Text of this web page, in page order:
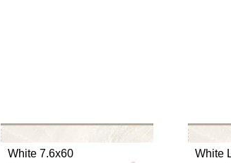
White 7.6x60
White